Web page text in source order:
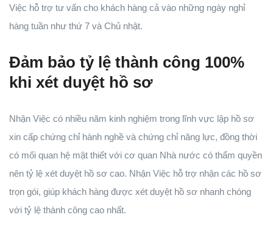
Việc hỗ trợ tư vấn cho khách hàng cả vào những ngày nghỉ
hàng tuần như thứ 7 và Chủ nhật.
Đảm bảo tỷ lệ thành công 100%
khi xét duyệt hồ sơ
Nhận Việc có nhiều năm kinh nghiệm trong lĩnh vực lập hồ sơ
xin cấp chứng chỉ hành nghề và chứng chỉ năng lực, đồng thời
có mối quan hệ mật thiết với cơ quan Nhà nước có thẩm quyền
nên tỷ lệ xét duyệt hồ sơ cao. Nhận Việc hỗ trợ nhận các hồ sơ
trọn gói, giúp khách hàng được xét duyệt hồ sơ nhanh chóng
với tỷ lệ thành công cao nhất.